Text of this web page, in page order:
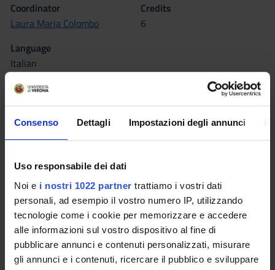
Consenso Dettagli Impostazioni degli annunci
Uso responsabile dei dati
Noi e i nostri 1022 partner trattiamo i vostri dati
personali, ad esempio il vostro numero IP, utilizzando
tecnologie come i cookie per memorizzare e accedere
alle informazioni sul vostro dispositivo al fine di
pubblicare annunci e contenuti personalizzati, misurare
gli annunci e i contenuti, ricercare il pubblico e sviluppare
Coordinator
Laura Maria Colombo
Credits
6
Language
Italian
Scientific Disciplinary Sector (SSD)
L-LIN/04 - LANGUAGE AND TRANSLATION – FRENCH
Period
Sem. 2B dal Apr 19, 2010 al Jun 6, 2010.
Location
VERONA
Seminars 0
Learning outcomes